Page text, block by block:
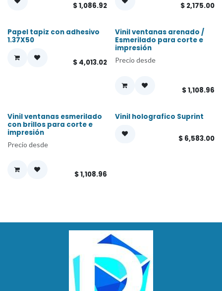
$1,086.92 $ 2,175.00
Papel tapiz con adhesivo
1.37X50
$ 4,013.02
Vinil ventanas arenado /
Esmerilado para corte e
impresión
Precio desde
$1,108.96
Vinil ventanas esmerilado
con brillos para corte e
impresión
Precio desde
$1,108.96
Vinil holografico Suprint
$ 6,583.00